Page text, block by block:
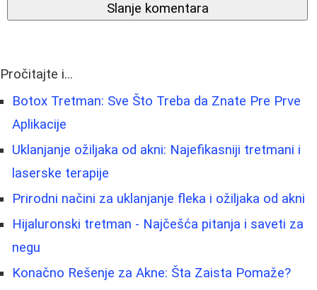
Slanje komentara
Pročitajte i...
Botox Tretman: Sve Što Treba da Znate Pre Prve
Aplikacije
Uklanjanje ožiljaka od akni: Najefikasniji tretmani i
laserske terapije
Prirodni načini za uklanjanje fleka i ožiljaka od akni
Hijaluronski tretman - Najčešća pitanja i saveti za
negu
Konačno Rešenje za Akne: Šta Zaista Pomaže?